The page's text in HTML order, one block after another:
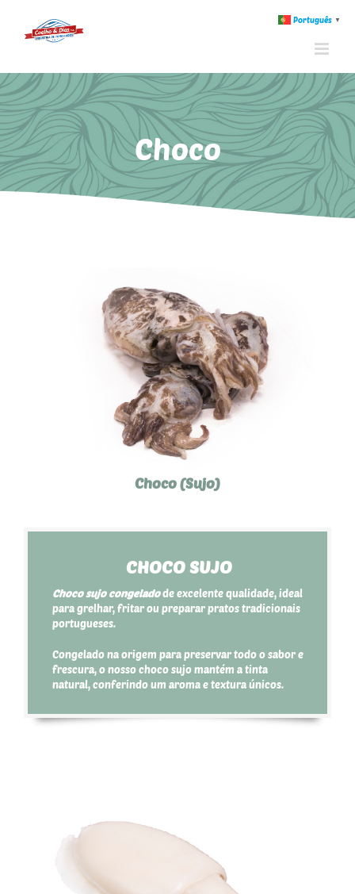
Choco
Choco (Sujo)
CHOCO SUJO
Choco sujo congeladode excelente qualidade, ideal
para grelhar, fritar ou preparar pratos tradicionais
portugueses.
Congelado na origem para preservar todo o sabor e
frescura, o nosso choco sujo mantém a tinta
natural, conferindo um aroma e textura únicos.
Português ▼